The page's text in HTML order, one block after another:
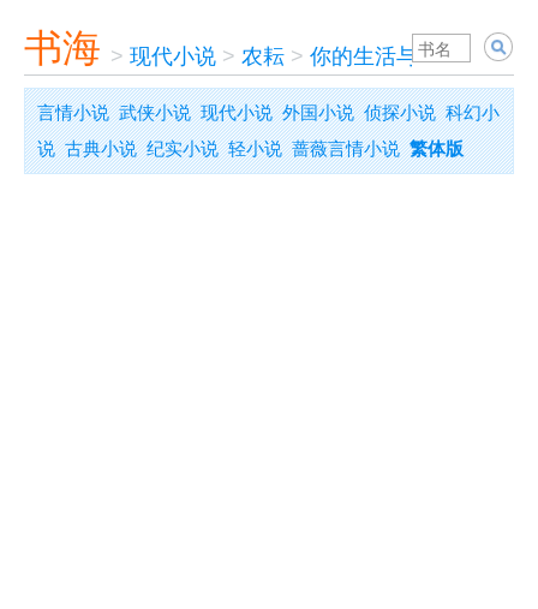
书海 > 现代小说 > 农耘 > 你的生活与我有关
言情小说 武侠小说 现代小说 外国小说 侦探小说 科幻小
说 古典小说 纪实小说 轻小说 蔷薇言情小说 繁体版